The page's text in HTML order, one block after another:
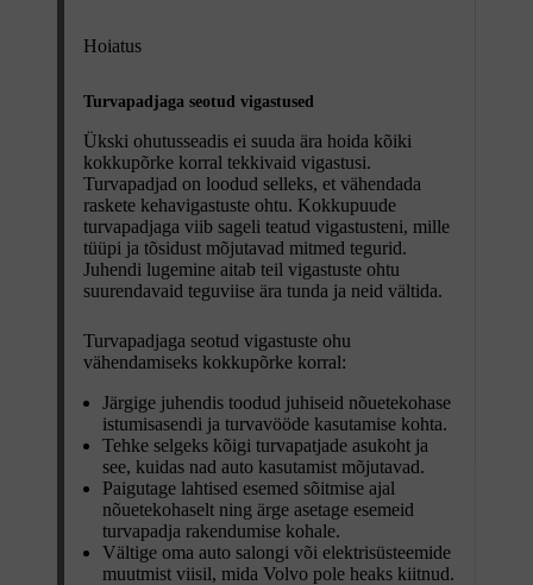
Hoiatus
Turvapadjaga seotud vigastused
Ükski ohutusseadis ei suuda ära hoida kõiki
kokkupõrke korral tekkivaid vigastusi.
Turvapadjad on loodud selleks, et vähendada
raskete kehavigastuste ohtu. Kokkupuude
turvapadjaga viib sageli teatud vigastusteni, mille
tüüpi ja tõsidust mõjutavad mitmed tegurid.
Juhendi lugemine aitab teil vigastuste ohtu
suurendavaid teguviise ära tunda ja neid vältida.
Turvapadjaga seotud vigastuste ohu
vähendamiseks kokkupõrke korral:
Järgige juhendis toodud juhiseid nõuetekohase
istumisasendi ja turvavööde kasutamise kohta.
Tehke selgeks kõigi turvapatjade asukoht ja
see, kuidas nad auto kasutamist mõjutavad.
Paigutage lahtised esemed sõitmise ajal
nõuetekohaselt ning ärge asetage esemeid
turvapadja rakendumise kohale.
Vältige oma auto salongi või elektrisüsteemide
muutmist viisil, mida Volvo pole heaks kiitnud.